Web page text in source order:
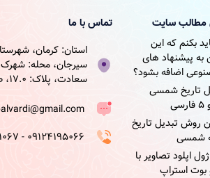
مطالب سایت
بکنم که این
پیشنهاد های
اضافه بشود؟
تاریخ شمسی
روش تبدیل تاریخ
شمسی
اپلود تصاویر با
استراپ
تماس با ما
استان: کرمان،
سیرجان، محله: شهرک
سعادت، پلاک: 17.0، طبقه: همکف،